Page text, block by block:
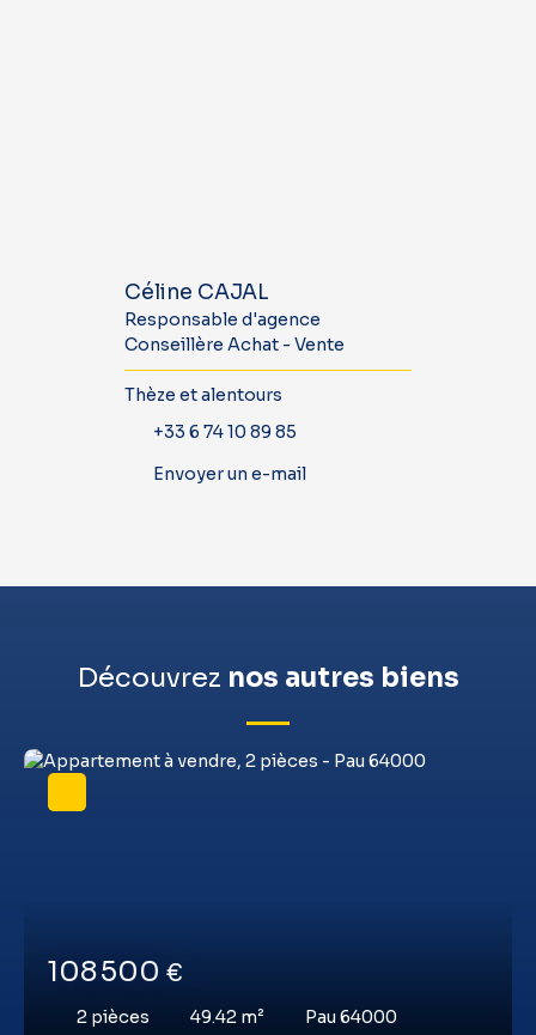
Céline CAJAL
Responsable d'agence
Conseillère Achat - Vente
Thèze et alentours
+33 6 74 10 89 85
Envoyer un e-mail
Découvrez nos autres biens
108 500 €
2 pièces 49.42 m² Pau 64000